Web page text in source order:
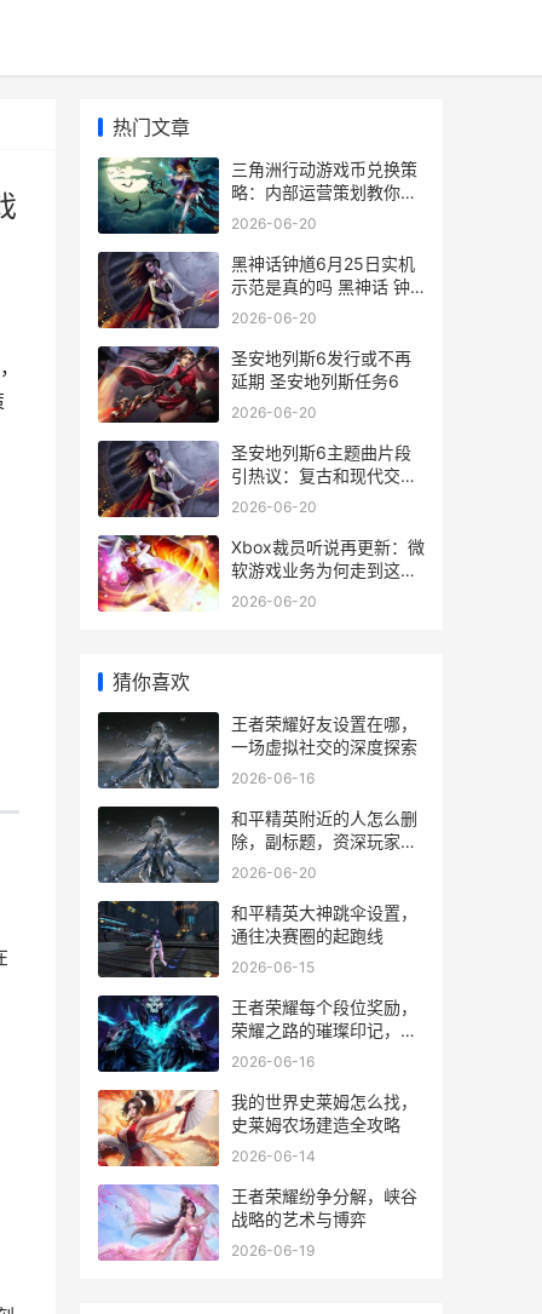
热门文章
三角洲行动游戏币兑换策
略：内部运营策划教你少
花冤枉钱 三角洲行动游戏
2026-06-20
黑神话钟馗6月25日实机
示范是真的吗 黑神话 钟
馗
2026-06-20
圣安地列斯6发行或不再
延期 圣安地列斯任务6
2026-06-20
圣安地列斯6主题曲片段
引热议：复古和现代交织
圣安地列斯主线剧情
2026-06-20
Xbox裁员听说再更新：微
软游戏业务为何走到这一
步
2026-06-20
猜你喜欢
王者荣耀好友设置在哪，
一场虚拟社交的深度探索
2026-06-16
和平精英附近的人怎么删
除，副标题，资深玩家详
解社交功能净化指南
2026-06-20
和平精英大神跳伞设置，
通往决赛圈的起跑线
2026-06-15
王者荣耀每个段位奖励，
荣耀之路的璀璨印记，副
标题，段位征程中的成长
2026-06-16
我的世界史莱姆怎么找，
史莱姆农场建造全攻略
2026-06-14
王者荣耀纷争分解，峡谷
战略的艺术与博弈
2026-06-19